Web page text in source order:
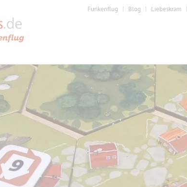
Funkenflug Blog Liebeskram